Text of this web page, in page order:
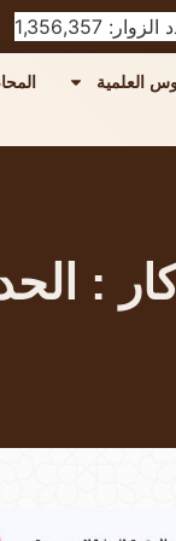
1,356,357
العلمية
: